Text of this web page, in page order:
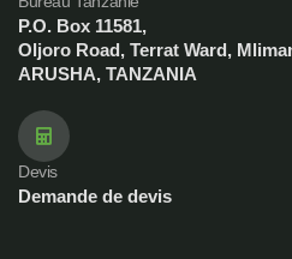
P.O. Box 11581,
Oljoro Road, Terrat Ward,
ARUSHA, TANZANIA
Devis
Demande de devis